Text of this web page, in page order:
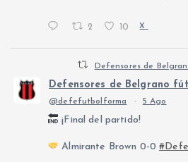
2 10 X
Defensores de
Defensores de Belgrano
@defefutbolforma · 5 Ago
¡Final del partido!
Almirante Brown 0-0#Defe